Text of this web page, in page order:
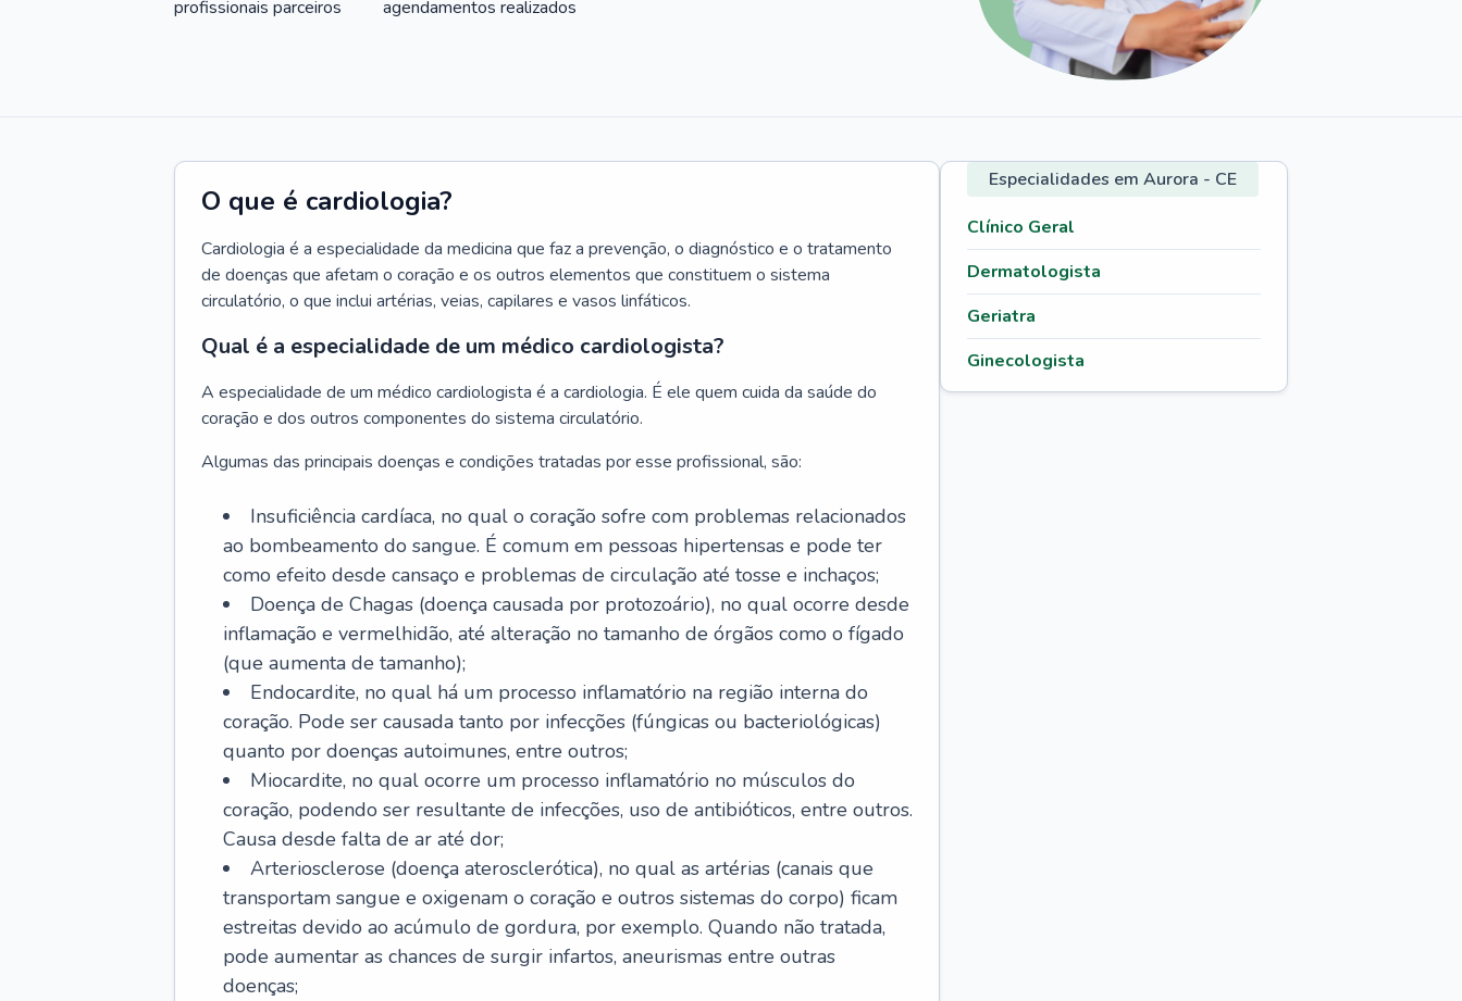
profissionais parceiros agendamentos realizados
O que é cardiologia?
Cardiologia é a especialidade da medicina que faz a prevenção, o diagnóstico e o tratamento
de doenças que afetam o coração e os outros elementos que constituem o sistema
circulatório, o que inclui artérias, veias, capilares e vasos linfáticos.
Qual é a especialidade de um médico cardiologista?
A especialidade de um médico cardiologista é a cardiologia. É ele quem cuida da saúde do
coração e dos outros componentes do sistema circulatório.
Algumas das principais doenças e condições tratadas por esse profissional, são:
Insuficiência cardíaca, no qual o coração sofre com problemas relacionados
ao bombeamento do sangue. É comum em pessoas hipertensas e pode ter
como efeito desde cansaço e problemas de circulação até tosse e inchaços;
Doença de Chagas (doença causada por protozoário), no qual ocorre desde
inflamação e vermelhidão, até alteração no tamanho de órgãos como o fígado
(que aumenta de tamanho);
Endocardite, no qual há um processo inflamatório na região interna do
coração. Pode ser causada tanto por infecções (fúngicas ou bacteriológicas)
quanto por doenças autoimunes, entre outros;
Miocardite, no qual ocorre um processo inflamatório no músculos do
coração, podendo ser resultante de infecções, uso de antibióticos, entre outros.
Causa desde falta de ar até dor;
Arteriosclerose (doença aterosclerótica), no qual as artérias (canais que
transportam sangue e oxigenam o coração e outros sistemas do corpo) ficam
estreitas devido ao acúmulo de gordura, por exemplo. Quando não tratada,
pode aumentar as chances de surgir infartos, aneurismas entre outras
doenças;
Especialidades em Aurora - CE
Clínico Geral
Dermatologista
Geriatra
Ginecologista